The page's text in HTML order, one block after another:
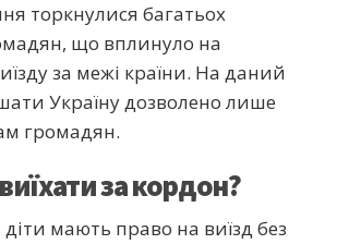
торкнулися багатьох
що вплинуло на
за межі країни. На даний
Україну дозволено лише
громадян.
за кордон?
мають право на виїзд без